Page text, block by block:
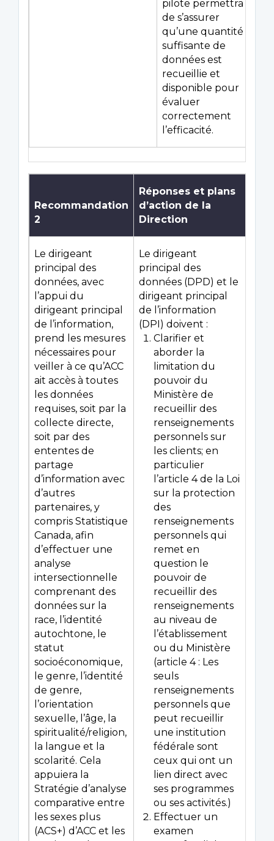
pilote permettra
de s’assurer
qu’une quantité
suffisante de
données est
recueillie et
disponible pour
évaluer
correctement
l’efficacité.
Recommandation
2
Réponses et plans
d’action de la
Direction
Le dirigeant
principal des
données, avec
l’appui du
dirigeant principal
de l’information,
prend les mesures
nécessaires pour
veiller à ce qu’ACC
ait accès à toutes
les données
requises, soit par la
collecte directe,
soit par des
ententes de
partage
d’information avec
d’autres
partenaires, y
compris Statistique
Canada, afin
d’effectuer une
analyse
intersectionnelle
comprenant des
données sur la
race, l’identité
autochtone, le
statut
socioéconomique,
le genre, l’identité
de genre,
l’orientation
sexuelle, l’âge, la
spiritualité/religion,
la langue et la
scolarité. Cela
appuiera la
Stratégie d’analyse
comparative entre
les sexes plus
(ACS+) d’ACC et les
Le dirigeant
principal des
données (DPD) et le
dirigeant principal
de l’information
(DPI) doivent :
Clarifier et
aborder la
limitation du
pouvoir du
Ministère de
recueillir des
renseignements
personnels sur
les clients; en
particulier
l’article 4 de la Loi
sur la protection
des
renseignements
personnels qui
remet en
question le
pouvoir de
recueillir des
renseignements
au niveau de
l’établissement
ou du Ministère
(article 4 : Les
seuls
renseignements
personnels que
peut recueillir
une institution
fédérale sont
ceux qui ont un
lien direct avec
ses programmes
ou ses activités.)
Effectuer un
examen